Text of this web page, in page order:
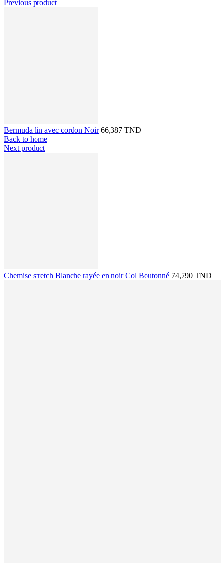
Previous product
Bermuda lin avec cordon Noir 66,387 TND
Back to home
Next product
Chemise stretch Blanche rayée en noir Col Boutonné 74,790 TND